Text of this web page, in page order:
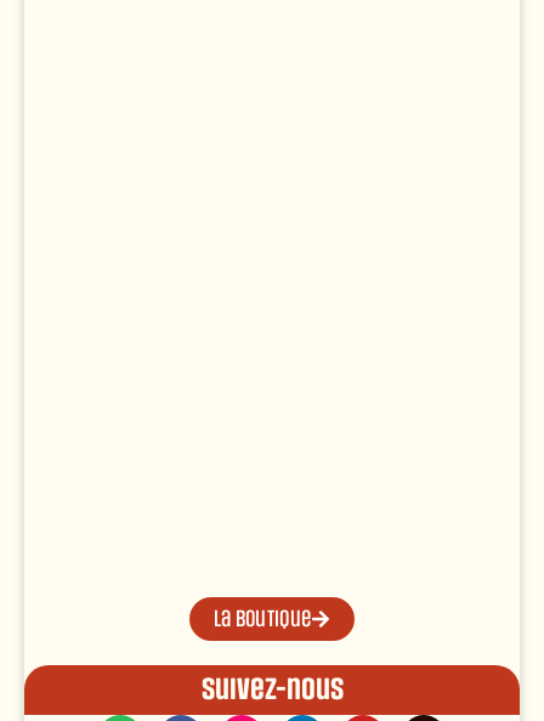
La boutique
Suivez-nous